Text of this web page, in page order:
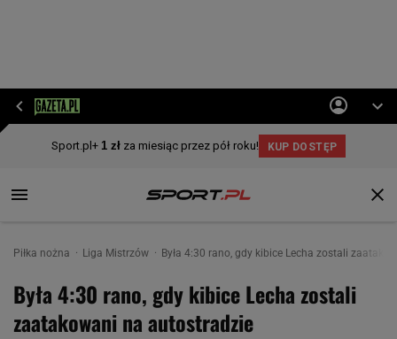
Piłka nożna Liga Mistrzów Była 4:30 rano, gdy kibice Lecha zostali
Była 4:30 rano, gdy kibice Lecha zostali
zaatakowani na autostradzie